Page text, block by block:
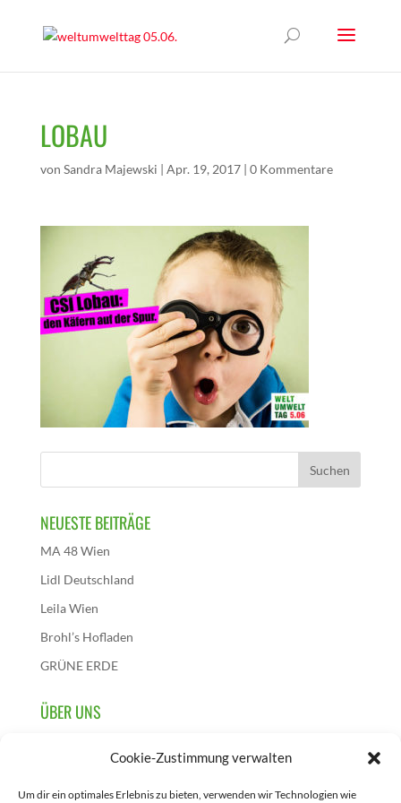
Cookie-Zustimmung verwalten
Um dir ein optimales Erlebnis zu bieten, verwenden wir Technologien wie
LOBAU
von Sandra Majewski | Apr. 19, 2017| 0 Kommentare
NEUESTE BEITRÄGE
MA 48 Wien
Lidl Deutschland
Leila Wien
Brohl’s Hofladen
GRÜNE ERDE
ÜBER UNS
Aktionstages und initiieren, sammeln und berichten über